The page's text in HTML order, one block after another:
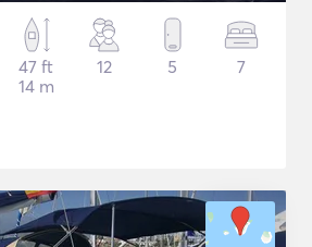
47 ft
14 m
12 5 7